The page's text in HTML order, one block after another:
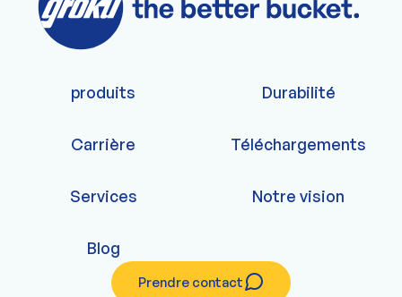
produits Durabilité
Carrière Téléchargements
Services Notre vision
Blog
Prendre contact